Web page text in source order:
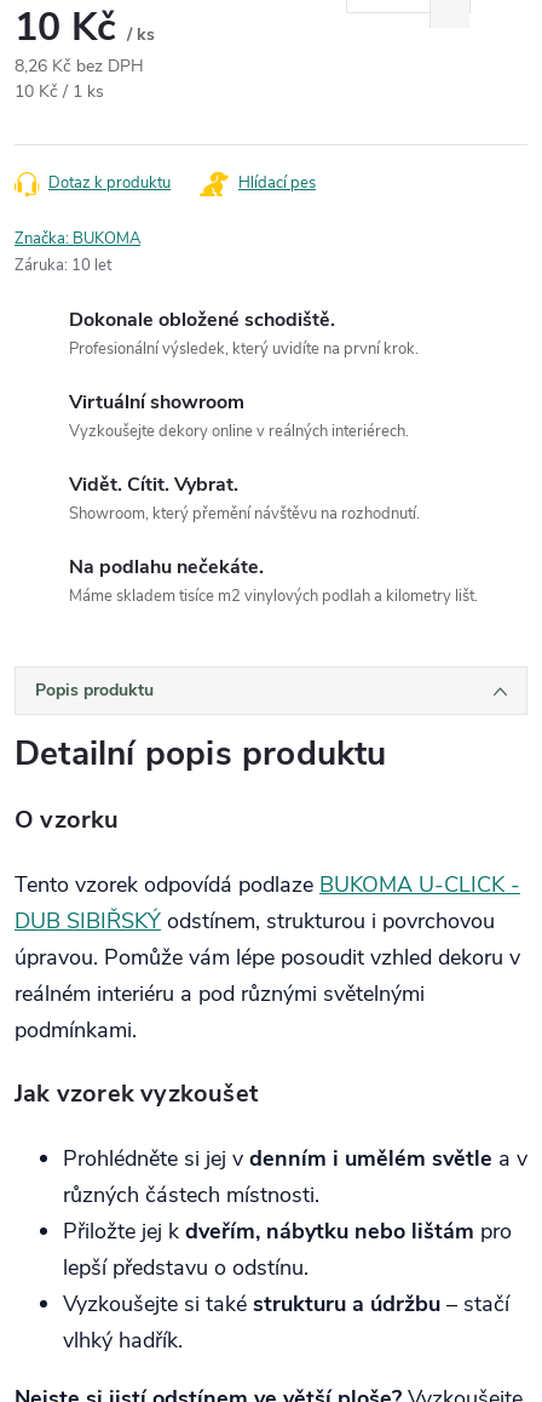
10 Kč / ks
8,26 Kč bez DPH
Měrná cena:
10 Kč / 1 ks
Dotaz k produktu Hlídací pes
Značka: BUKOMA
Záruka: 10 let
Dokonale obložené schodiště.
Profesionální výsledek, který uvidíte na první krok.
Virtuální showroom
Vyzkoušejte dekory online v reálných interiérech.
Vidět. Cítit. Vybrat.
Showroom, který přemění návštěvu na rozhodnutí.
Na podlahu nečekáte.
Máme skladem tisíce m2 vinylových podlah a kilometry lišt.
Popis produktu
Detailní popis produktu
O vzorku
Tento vzorek odpovídá podlaze BUKOMA U-CLICK -
DUB SIBIŘSKÝ odstínem, strukturou i povrchovou
úpravou. Pomůže vám lépe posoudit vzhled dekoru v
reálném interiéru a pod různými světelnými
podmínkami.
Jak vzorek vyzkoušet
Prohlédněte si jej v denním i umělém světle a v
různých částech místnosti.
Přiložte jej k dveřím, nábytku nebo lištám pro
lepší představu o odstínu.
Vyzkoušejte si také strukturu a údržbu – stačí
vlhký hadřík.